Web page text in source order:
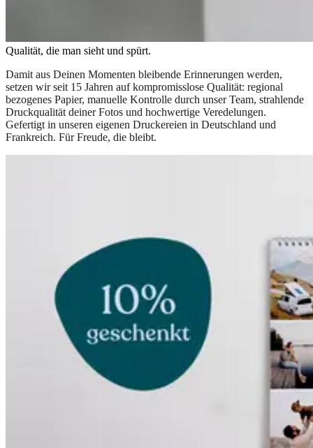
Qualität, die man sieht und spürt.
Damit aus Deinen Momenten bleibende Erinnerungen werden,
setzen wir seit 15 Jahren auf kompromisslose Qualität: regional
bezogenes Papier, manuelle Kontrolle durch unser Team, strahlende
Druckqualität deiner Fotos und hochwertige Veredelungen.
Gefertigt in unseren eigenen Druckereien in Deutschland und
Frankreich. Für Freude, die bleibt.